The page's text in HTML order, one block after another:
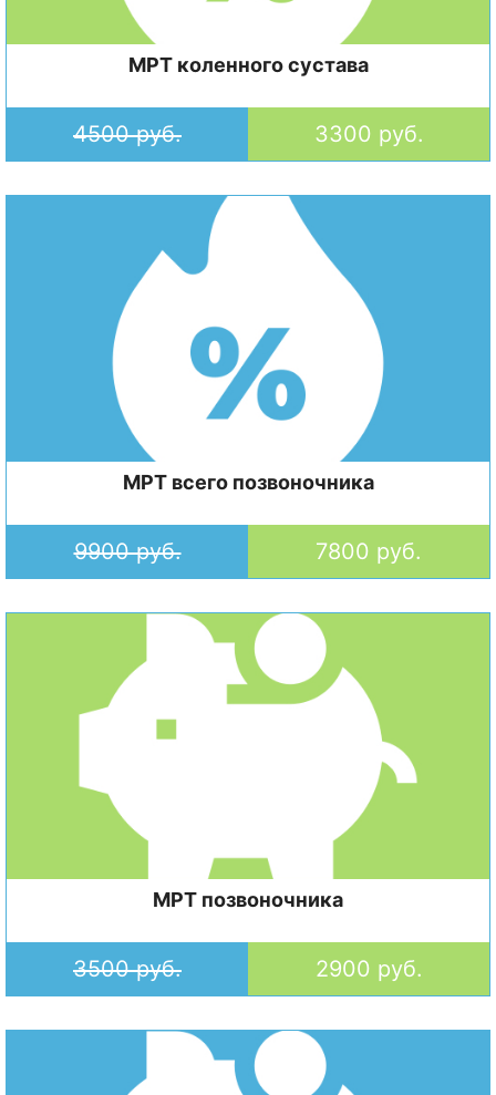
МРТ коленного сустава
4500 руб. 3300 руб.
МРТ всего позвоночника
9900 руб. 7800 руб.
МРТ позвоночника
3500 руб. 2900 руб.